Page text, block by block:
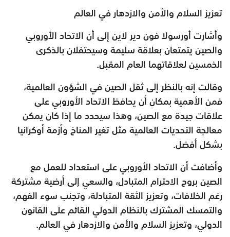
تعزيز السلام والأمن والازدهار في العالم
وأشارت أورسولا فون دير لاين إلى أن الاتحاد الأوروبي
والصين يتمتعان بعلاقة سليمة وسيحتفلان بالذكرى
الخمسين لعلاقاتهما العام المقبل.
وقالت إنه بالنظر إلى ثقل الصين في الشؤون العالمية،
فمن الأهمية بمكان أن يحافظ الاتحاد الأوروبي على
علاقات جيدة مع الصين، وهذا سيحدد ما إذا كان يمكن
معالجة التحديات العالمية مثل تغير المناخ وأزمة أوكرانيا
بشكل أفضل.
وأضافت أن الاتحاد الأوروبي على استعداد للعمل مع
الصين بروح الاحترام المتبادل، والسعي إلى أرضية مشتركة
رغم الخلافات، وتعزيز الثقة المتبادلة، وتجنب سوء الفهم،
والتمسك المشترك بالنظام الدولي القائم على القانون
الدولي، وتعزيز السلام والأمن والازدهار في العالم.